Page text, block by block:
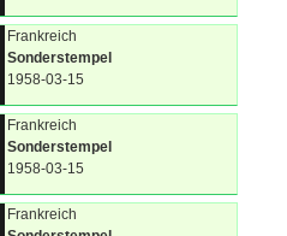
Frankreich
Sonderstempel
1958-03-15
Frankreich
Sonderstempel
1958-03-15
Frankreich